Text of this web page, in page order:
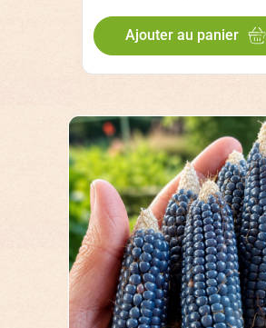
Ajouter au panier